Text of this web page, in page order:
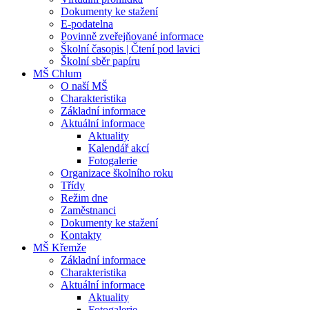
Dokumenty ke stažení
E-podatelna
Povinně zveřejňované informace
Školní časopis | Čtení pod lavici
Školní sběr papíru
MŠ Chlum
O naší MŠ
Charakteristika
Základní informace
Aktuální informace
Aktuality
Kalendář akcí
Fotogalerie
Organizace školního roku
Třídy
Režim dne
Zaměstnanci
Dokumenty ke stažení
Kontakty
MŠ Křemže
Základní informace
Charakteristika
Aktuální informace
Aktuality